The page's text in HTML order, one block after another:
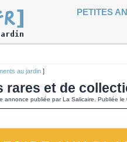
PETITES
au jardin ]
rares et de
annonce publiée par La Salicaire. Publiée